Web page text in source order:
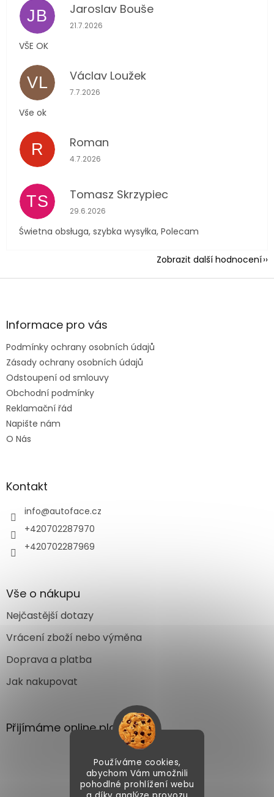
Používáme cookies,
abychom Vám umožnili
pohodlné prohlížení webu
JB Jaroslav Bouše
Hodnocení obchodu je 5 z 5 hvězdiček.
21.7.2026
VŠE OK
VL Václav Loužek
Hodnocení obchodu je 5 z 5 hvězdiček.
7.7.2026
Vše ok
R Roman
Hodnocení obchodu je 5 z 5 hvězdiček.
4.7.2026
TS Tomasz Skrzypiec
Hodnocení obchodu je 5 z 5 hvězdiček.
29.6.2026
Świetna obsługa, szybka wysyłka, Polecam
Zobrazit další hodnocení
Z
aInformace pro vás
Podmínky ochrany osobních údajů
Zásady ochrany osobních údajů
Odstoupení od smlouvy
Obchodní podmínky
Reklamační řád
Napište nám
O Nás
Kontakt
info@autoface.cz
+420702287970
+420702287969
Vše o nákupu
Nejčastější dotazy
Vrácení zboží nebo výměna
Doprava a platba
Jak nakupovat
Přijímáme online platby